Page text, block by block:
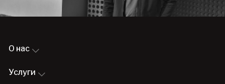
О нас
Услуги